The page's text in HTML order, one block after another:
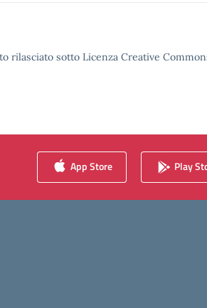
rilasciato sotto Licenza Creative
App Store Play